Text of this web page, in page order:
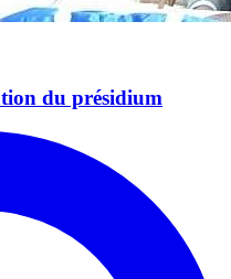
du présidium